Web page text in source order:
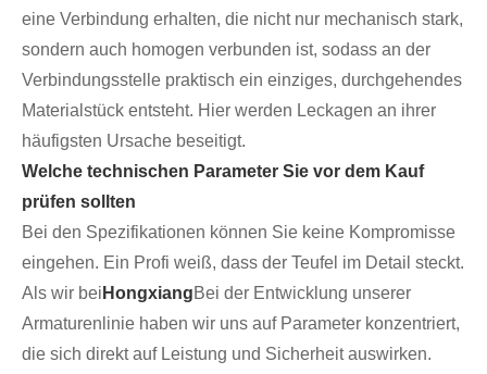
eine Verbindung erhalten, die nicht nur mechanisch stark,
sondern auch homogen verbunden ist, sodass an der
Verbindungsstelle praktisch ein einziges, durchgehendes
Materialstück entsteht. Hier werden Leckagen an ihrer
häufigsten Ursache beseitigt.
Welche technischen Parameter Sie vor dem Kauf
prüfen sollten
Bei den Spezifikationen können Sie keine Kompromisse
eingehen. Ein Profi weiß, dass der Teufel im Detail steckt.
Als wir bei HongxiangBei der Entwicklung unserer
Armaturenlinie haben wir uns auf Parameter konzentriert,
die sich direkt auf Leistung und Sicherheit auswirken.